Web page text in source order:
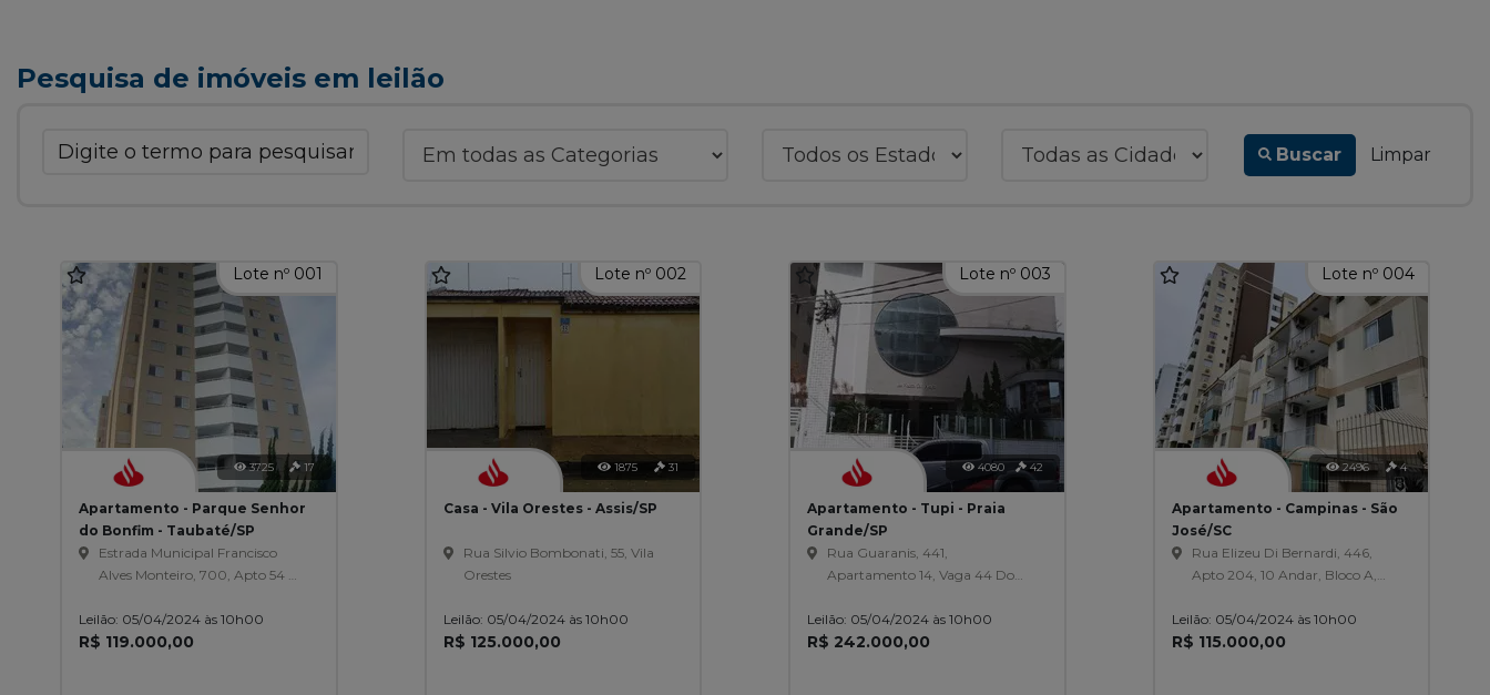
Pesquisa de imóveis em leilão
Buscar Limpar
Lote nº 001
3725 17
Apartamento - Parque Senhor
do Bonfim - Taubaté/SP
Estrada Municipal Francisco
Alves Monteiro, 700, Apto 54 A
Residencial Villa Splendore,
Parque Senhor Do Bonfim
Leilão: 05/04/2024 às 10h00
R$ 119.000,00
Lote nº 002
1875 31
Casa - Vila Orestes - Assis/SP
Rua Silvio Bombonati, 55, Vila
Orestes
Leilão: 05/04/2024 às 10h00
R$ 125.000,00
Lote nº 003
4080 42
Apartamento - Tupi - Praia
Grande/SP
Rua Guaranis, 441,
Apartamento 14, Vaga 44 Do
Tupi
Leilão: 05/04/2024 às 10h00
R$ 242.000,00
Lote nº 004
2496 4
Apartamento - Campinas - São
José/SC
Rua Elizeu Di Bernardi, 446,
Apto 204, 10 Andar, Bloco A,
Edificio Carlos I, Campinas
Leilão: 05/04/2024 às 10h00
R$ 115.000,00